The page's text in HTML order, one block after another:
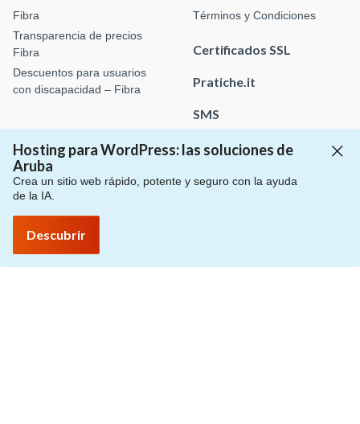
Hosting para WordPress: las soluciones de
Aruba
Crea un sitio web rápido, potente y seguro con la ayuda
de la IA.
Descubrir
Fibra
Transparencia de precios
Fibra
Descuentos para usuarios
con discapacidad – Fibra
Términos y Condiciones
Certificados SSL
Pratiche.it
SMS
Pagos Pagos Consulta las guías
Solicitud de asistencia
Solicitud de información comercial
Política de privacidad